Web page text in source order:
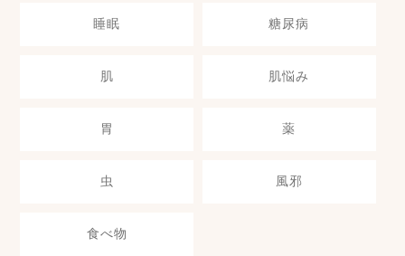
睡眠 糖尿病
肌 肌悩み
胃 薬
虫 風邪
食べ物